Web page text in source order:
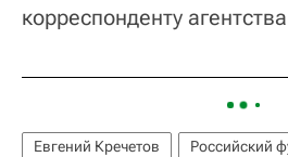
корреспонденту
Евгений Кречетов
Российский